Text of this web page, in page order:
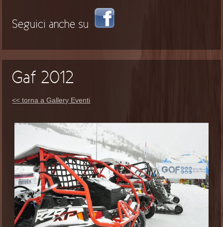
Seguici anche su
Gaf 2012
<< torna a Gallery Eventi